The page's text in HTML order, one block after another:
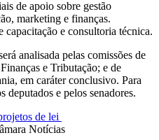
de apoio sobre gestão
marketing e finanças.
capacitação e consultoria técnica.
analisada pelas comissões de
e Tributação; e de
em caráter conclusivo. Para
deputados e pelos senadores.
de lei
Notícias